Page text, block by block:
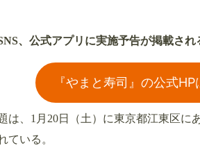
、公式アプリに実施予告が掲載され
『やまと寿司』の公式HP
は、1月20日（土）に東京都江東区
ている。